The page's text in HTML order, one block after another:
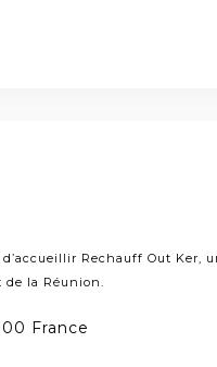
Rechauff Out Ker,
de la Réunion.
France